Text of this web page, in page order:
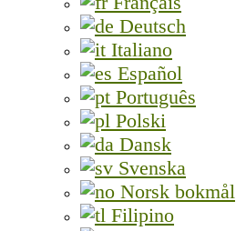
Deutsch
Italiano
Español
Português
Polski
Dansk
Svenska
Norsk bokmål
Filipino